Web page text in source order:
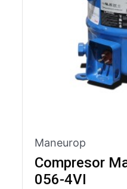
Maneurop
Compresor
056-4VI